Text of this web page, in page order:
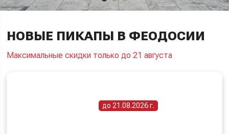
НОВЫЕ ПИКАПЫ В ФЕОДОСИИ
Максимальные скидки только до 21 августа
до 21.08.2026 г.